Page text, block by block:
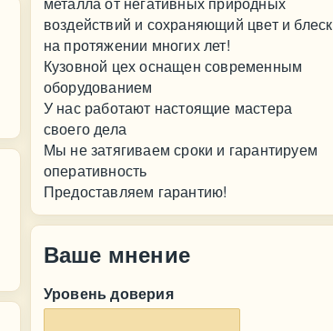
воздействий и сохраняющий цвет и блеск
на протяжении многих лет!
Кузовной цех оснащен современным
оборудованием
У нас работают настоящие мастера
своего дела
Мы не затягиваем сроки и гарантируем
оперативность
Предоставляем гарантию!
Ваше мнение
Уровень доверия